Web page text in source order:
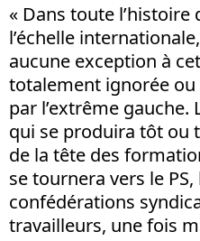
« Dans toute l’histoire
l’échelle
aucune exception à
totalement ignorée ou
par l’extrême
qui se produira tôt ou
de la tête des
se tournera vers le PS,
confédérations
travailleurs, une fois